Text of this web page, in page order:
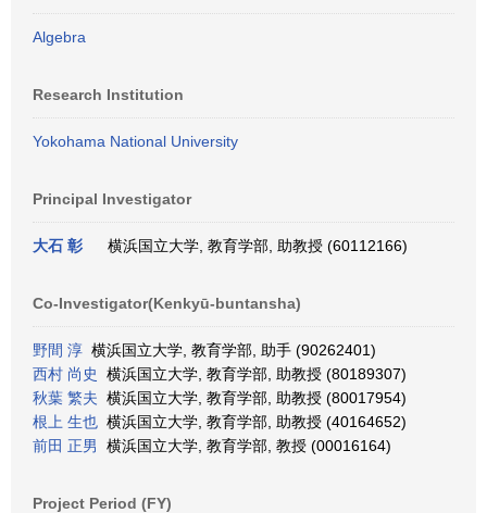
Algebra
Research Institution
Yokohama National University
Principal Investigator
大石 彰 横浜国立大学, 教育学部, 助教授 (60112166)
Co-Investigator(Kenkyū-buntansha)
野間 淳 横浜国立大学, 教育学部, 助手 (90262401)
西村 尚史
横浜国立大学, 教育学部, 助教授 (80189307)
秋葉 繁夫 横浜国立大学, 教育学部, 助教授 (80017954)
根上 生也 横浜国立大学, 教育学部, 助教授 (40164652)
前田 正男
横浜国立大学, 教育学部, 教授 (00016164)
Project Period (FY)